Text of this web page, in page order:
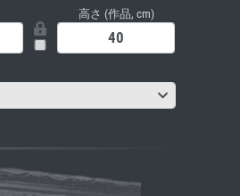
高さ (作品, cm)